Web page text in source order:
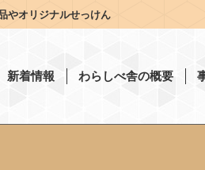
やオリジナルせっけん
新着情報 わらしべ舎の概要